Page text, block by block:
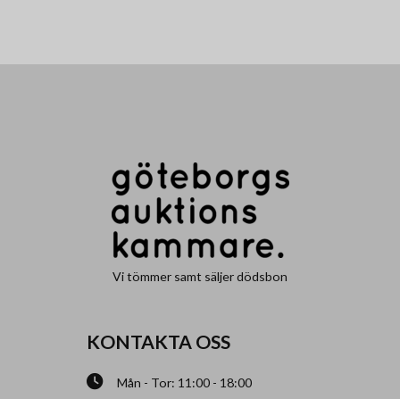
Vi tömmer samt säljer dödsbon
KONTAKTA OSS
Mån - Tor: 11:00 - 18:00